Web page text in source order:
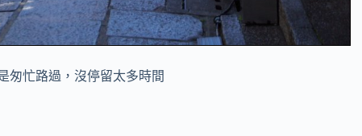
匆忙路過，沒停留太多時間